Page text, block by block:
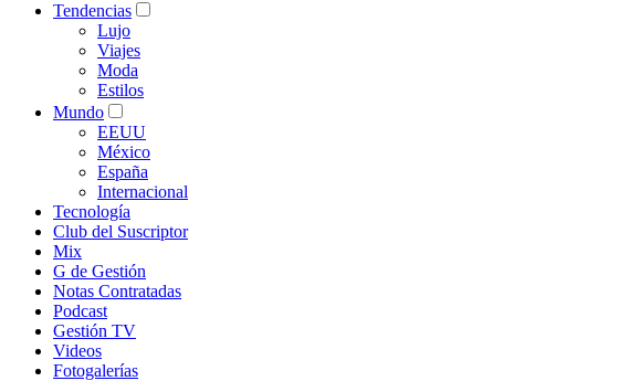
Tendencias
Lujo
Viajes
Moda
Estilos
Mundo
EEUU
México
España
Internacional
Tecnología
Club del Suscriptor
Mix
G de Gestión
Notas Contratadas
Podcast
Gestión TV
Videos
Fotogalerías